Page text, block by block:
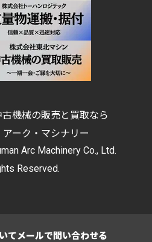
機械の販売と買取なら
ーク・マシナリー
Arc Machinery Co., Ltd.
Reserved.
てメールで問い合わせる